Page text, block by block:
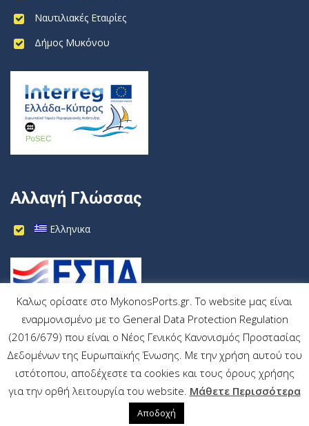
Ναυτιλιακές Εταιρίες
Δήμος Μυκόνου
Αλλαγή Γλώσσας
Ελληνικα
All rights reserved MykonosPorts.gr
Wrk.gr
Καλως ορίσατε στο MykonosPorts.gr. Το website μας είναι
εναρμονισμένο με το General Data Protection Regulation
(2016/679) που είναι ο Νέος Γενικός Κανονισμός Προστασίας
Δεδομένων της Ευρωπαϊκής Ένωσης. Με την χρήση αυτού του
ιστότοπου, αποδέχεστε τα cookies και τους όρους χρήσης
για την ορθή λειτουργία του website. Μάθετε Περισσότερα
Αποδοχή